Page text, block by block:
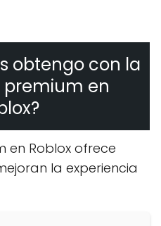
obtengo con la
premium en
en Roblox ofrece
la experiencia